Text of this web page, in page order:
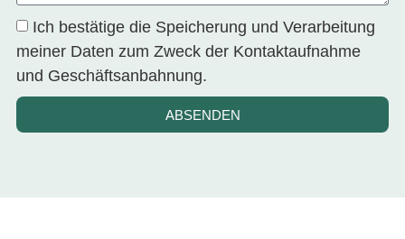
Ich bestätige die Speicherung und Verarbeitung
meiner Daten zum Zweck der Kontaktaufnahme
und Geschäftsanbahnung.
ABSENDEN